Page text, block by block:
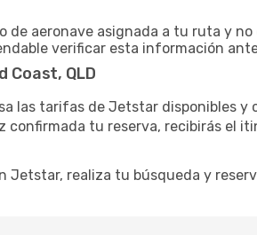
de aeronave asignada a tu ruta y
verificar esta información
Coast, QLD
las tarifas de Jetstar disponibles y
tu reserva, recibirás el
realiza tu búsqueda y